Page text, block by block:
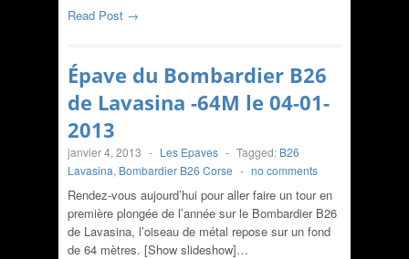
Read Post →
Épave du Bombardier B26
de Lavasina -64M le 04-01-
2013
janvier 4, 2013 - Les Epaves - Tagged: B26
Lavasina, Bombardier B26 Corse - no comments
Rendez-vous aujourd’hui pour aller faire un tour en
première plongée de l’année sur le Bombardier B26
de Lavasina, l’oiseau de métal repose sur un fond
de 64 mètres. [Show slideshow]…